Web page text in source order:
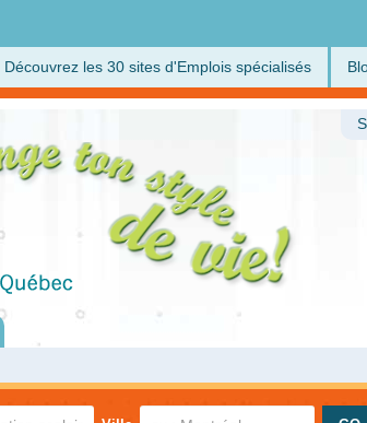
Découvrez les 30 sites d'Emplois spécialisés